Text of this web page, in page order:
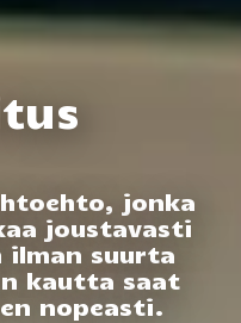
jonka
joustavasti
ilman suurta
kautta saat
nopeasti.